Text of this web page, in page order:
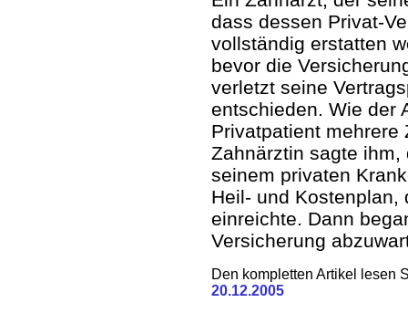
dass dessen Privat-
vollständig erstatten
bevor die
verletzt seine
entschieden. Wie der
Privatpatient mehrere
Zahnärztin sagte
seinem privaten
Heil- und Kostenplan,
einreichte. Dann
Versicherung
Den kompletten Artikel lesen
20.12.2005